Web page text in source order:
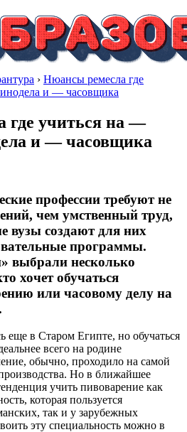
› Нюансы ремесла где
и — часовщика
где учиться на —
и — часовщика
профессии требуют не
чем умственный труд,
вузы создают для них
программы.
выбрали несколько
хочет обучаться
или часовому делу на
еще в Старом Египте, но обучаться
всего на родине
обычно, проходило на самой
Но в ближайшее
учить пивоварение как
которая пользуется
так и у зарубежных
эту специальность можно в